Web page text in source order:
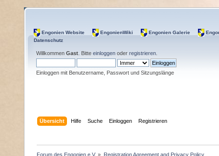
Engonien Website EngonienWiki Engonien Galerie
Datenschutz
Willkommen Gast . Bitte einloggen oder registrieren
Einloggen mit Benutzername, Passwort und Sitzungslänge
Übersicht Hilfe Suche Einloggen Registrieren
Forum des Engonien e.V. » Registration Agreement and Privacy Policy